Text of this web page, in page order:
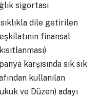
sigortası
dile getirilen
finansal
karşısında sık sık
kullanılan
ve Düzen) adayı